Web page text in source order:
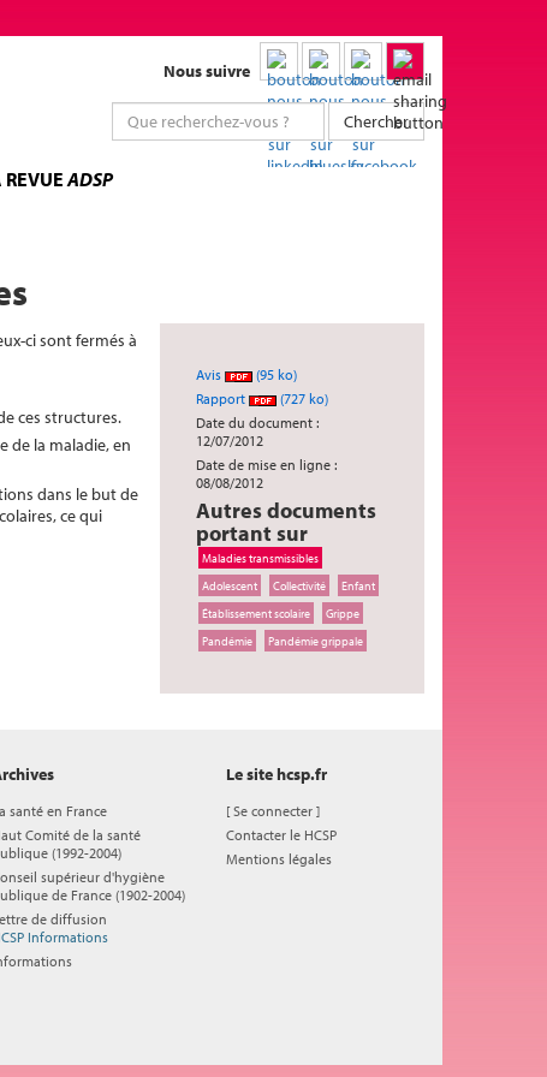
Nous suivre
Chercher
REVUEADSP
Avis
(95 ko)
Rapport
(727 ko)
Date du document :
12/07/2012
Date de mise en ligne :
08/08/2012
Autres documents
portant sur
Maladies transmissibles
Adolescent
Collectivité
Enfant
Établissement scolaire
Grippe
Pandémie
Pandémie grippale
ci sont fermés à
ces structures.
de la maladie, en
dans le but de
ce qui
santé en France
Comité de la santé
(1992-2004)
supérieur d'hygiène
de France (1902-2004)
de diffusion
Informations
Le site hcsp.fr
[Se connecter ]
Contacter le HCSP
Mentions légales